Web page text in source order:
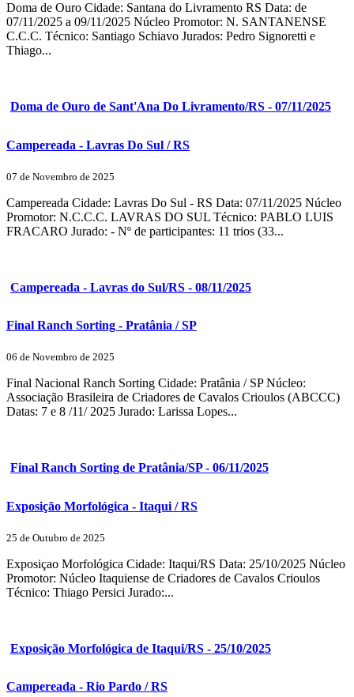
Doma de Ouro Cidade: Santana do Livramento RS Data: de
07/11/2025 a 09/11/2025 Núcleo Promotor: N. SANTANENSE
C.C.C. Técnico: Santiago Schiavo Jurados: Pedro Signoretti e
Thiago...
Doma de Ouro de Sant'Ana Do Livramento/RS - 07/11/2025
Campereada - Lavras Do Sul / RS
07 de Novembro de 2025
Campereada Cidade: Lavras Do Sul - RS Data: 07/11/2025 Núcleo
Promotor: N.C.C.C. LAVRAS DO SUL Técnico: PABLO LUIS
FRACARO Jurado: - Nº de participantes: 11 trios (33...
Campereada - Lavras do Sul/RS - 08/11/2025
Final Ranch Sorting - Pratânia / SP
06 de Novembro de 2025
Final Nacional Ranch Sorting Cidade: Pratânia / SP Núcleo:
Associação Brasileira de Criadores de Cavalos Crioulos (ABCCC)
Datas: 7 e 8 /11/ 2025 Jurado: Larissa Lopes...
Final Ranch Sorting de Pratânia/SP - 06/11/2025
Exposição Morfológica - Itaqui / RS
25 de Outubro de 2025
Exposiçao Morfológica Cidade: Itaqui/RS Data: 25/10/2025 Núcleo
Promotor: Núcleo Itaquiense de Criadores de Cavalos Crioulos
Técnico: Thiago Persici Jurado:...
Exposição Morfológica de Itaqui/RS - 25/10/2025
Campereada - Rio Pardo / RS